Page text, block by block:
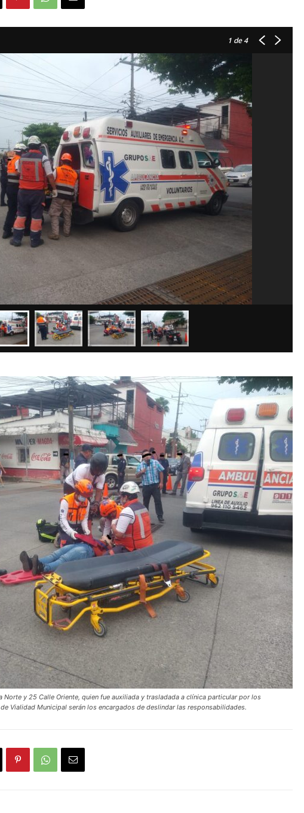
1 de 4
Norte y 25 Calle Oriente, quien fue auxiliada y trasladada a clínica particular por los
Vialidad Municipal serán los encargados de deslindar las responsabilidades.